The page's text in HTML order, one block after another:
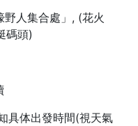
人集合處」, (花火
碼頭)
具体出發時間(視天氣